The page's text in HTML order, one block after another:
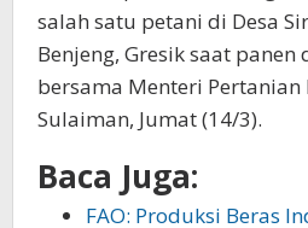
salah satu petani di Desa
Benjeng, Gresik saat panen
bersama Menteri Pertanian
Sulaiman, Jumat (14/3).
Baca Juga:
FAO: Produksi Beras